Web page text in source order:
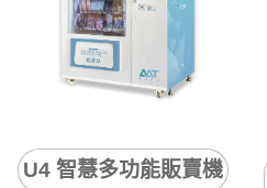
U4 智慧多功能販賣機